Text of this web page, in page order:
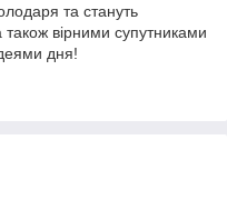
та стануть
вірними супутниками
дня!